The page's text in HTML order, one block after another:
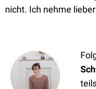
nicht. Ich nehme